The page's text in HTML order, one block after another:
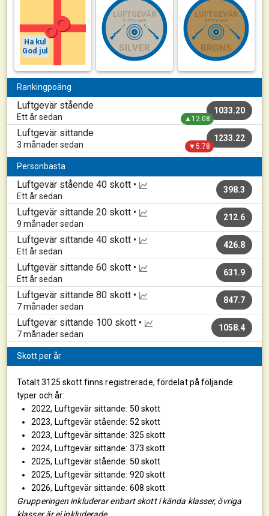
God jul
Ha kul
LUFTGEVÄR
SITTANDE
SILVER
LUFTGEVÄR
SITTANDE
BRONS
Rankingpoäng
Luftgevär stående
Ett år sedan
1033.20
▲12.08
Luftgevär sittande
3 månader sedan
1233.22
▼5.78
Personbästa
Luftgevär stående 40 skott •
Ett år sedan
398.3
Luftgevär sittande 20 skott •
9 månader sedan
212.6
Luftgevär sittande 40 skott •
Ett år sedan
426.8
Luftgevär sittande 60 skott •
Ett år sedan
631.9
Luftgevär sittande 80 skott •
7 månader sedan
847.7
Luftgevär sittande 100 skott •
7 månader sedan
1058.4
Skott per år
Totalt 3125 skott finns registrerade, fördelat på följande
typer och år:
2022, Luftgevär sittande: 50 skott
2023, Luftgevär stående: 52 skott
2023, Luftgevär sittande: 325 skott
2024, Luftgevär sittande: 373 skott
2025, Luftgevär stående: 50 skott
2025, Luftgevär sittande: 920 skott
2026, Luftgevär sittande: 608 skott
Grupperingen inkluderar enbart skott i kända klasser, övriga